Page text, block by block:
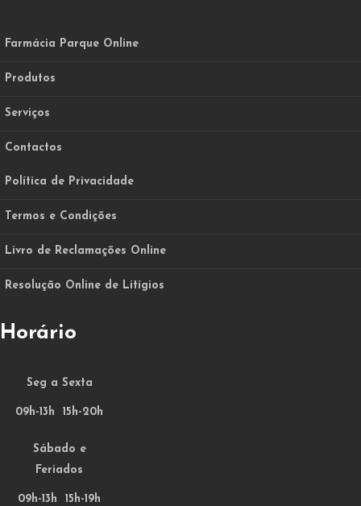
Farmácia Parque Online
Produtos
Serviços
Contactos
Política de Privacidade
Termos e Condições
Livro de Reclamações Online
Resolução Online de Litígios
Horário
Seg a Sexta
09h-13h 15h-20h
Sábado e
Feriados
09h-13h 15h-19h